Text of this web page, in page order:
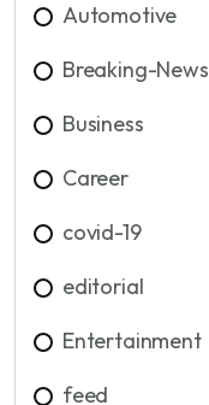
Automotive
Breaking-News
Business
Career
covid-19
editorial
Entertainment
feed